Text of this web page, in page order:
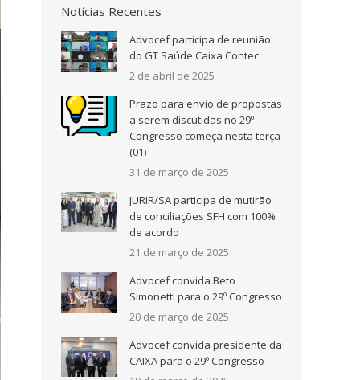
Notícias Recentes
Advocef participa de reunião
do GT Saúde Caixa Contec
2 de abril de 2025
Prazo para envio de propostas
a serem discutidas no 29º
Congresso começa nesta terça
(01)
31 de março de 2025
JURIR/SA participa de mutirão
de conciliações SFH com 100%
de acordo
21 de março de 2025
Advocef convida Beto
Simonetti para o 29º Congresso
20 de março de 2025
Advocef convida presidente da
CAIXA para o 29º Congresso